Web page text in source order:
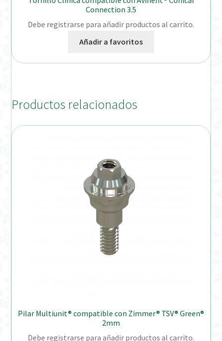
Connection 3.5
Debe registrarse para añadir productos al carrito.
Añadir a favoritos
Productos relacionados
Pilar Multiunit® compatible con Zimmer® TSV® Green®
2mm
Debe registrarse para añadir productos al carrito.